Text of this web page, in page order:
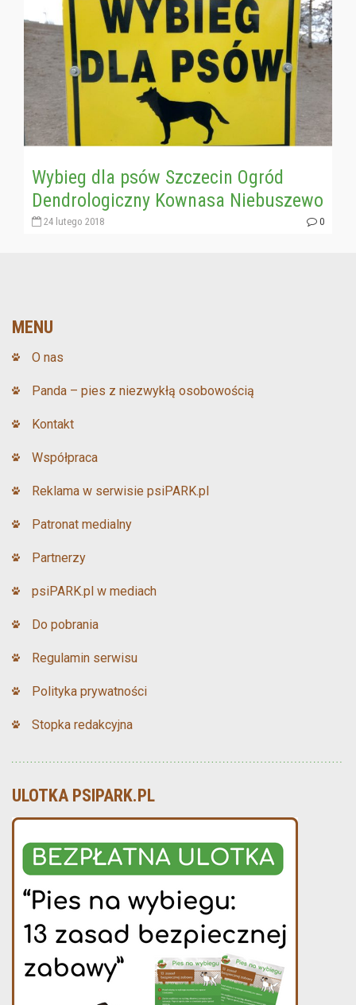
Wybieg dla psów Szczecin Ogród
Dendrologiczny Kownasa Niebuszewo
24 lutego 2018 0
MENU
O nas
Panda – pies z niezwykłą osobowością
Kontakt
Współpraca
Reklama w serwisie psiPARK.pl
Patronat medialny
Partnerzy
psiPARK.pl w mediach
Do pobrania
Regulamin serwisu
Polityka prywatności
Stopka redakcyjna
ULOTKA PSIPARK.PL